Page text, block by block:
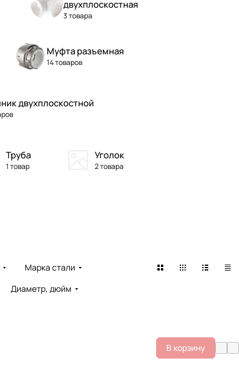
двухплоскостная
3 товара
Муфта разъемная
14 товаров
двухплоскостной
Труба
1 товар
Уголок
2 товара
Марка стали
Диаметр, дюйм
В корзину